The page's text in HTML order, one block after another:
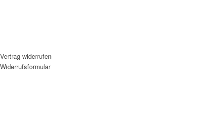
Vertrag widerrufen
Widerrufsformular